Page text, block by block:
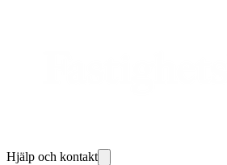
Hjälp och kontakt